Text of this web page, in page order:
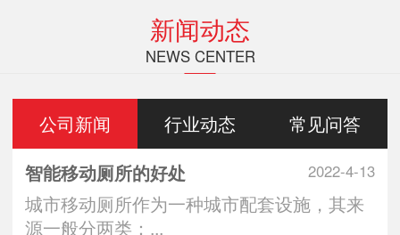
新闻动态
NEWS CENTER
公司新闻 行业动态 常见问答
2022-4-13
智能移动厕所的好处
城市移动厕所作为一种城市配套设施，其来
源一般分两类：...